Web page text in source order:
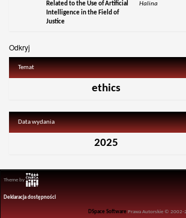
Related to the Use of Artificial
Intelligence in the Field of
Justice
Halina
Odkryj
Temat
ethics
Data wydania
2025
Theme by
Deklaracja dostępności
DSpace Software Prawa Autorskie © 2002-